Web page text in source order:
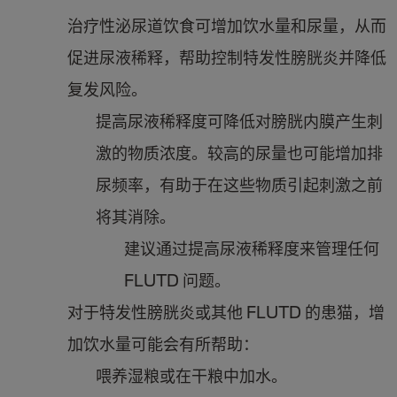
治疗性泌尿道饮食可增加饮水量和尿量，从而
促进尿液稀释，帮助控制特发性膀胱炎并降低
复发风险。
提高尿液稀释度可降低对膀胱内膜产生刺
激的物质浓度。较高的尿量也可能增加排
尿频率，有助于在这些物质引起刺激之前
将其消除。
建议通过提高尿液稀释度来管理任何
FLUTD 问题。
对于特发性膀胱炎或其他 FLUTD 的患猫，增
加饮水量可能会有所帮助：
喂养湿粮或在干粮中加水。